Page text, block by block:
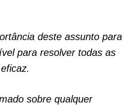
deste assunto para
para resolver todas as
sobre qualquer